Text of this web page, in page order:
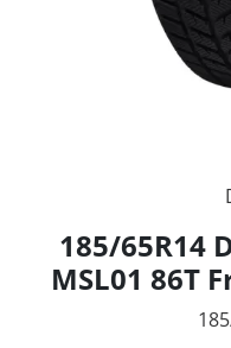
185/65R14
MSL01 86T